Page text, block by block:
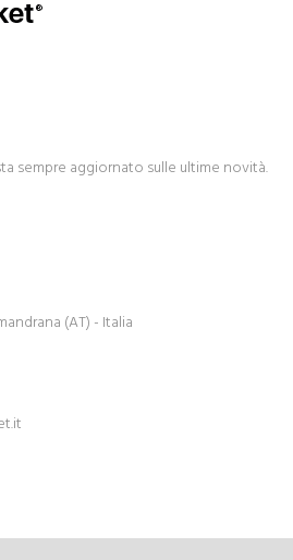
sempre aggiornato sulle ultime novità.
(AT) - Italia